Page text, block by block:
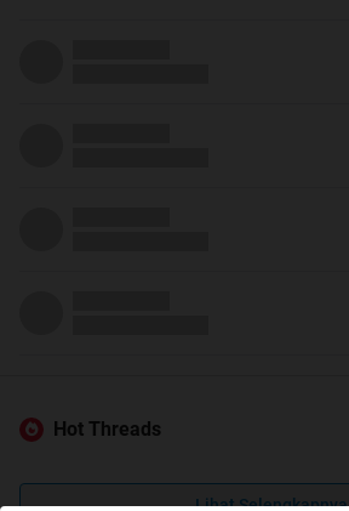
Hot Threads
Lihat Selengkapnya